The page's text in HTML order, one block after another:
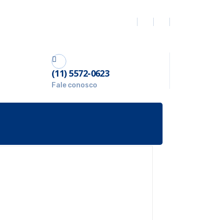
(11) 5572-0623
Fale conosco